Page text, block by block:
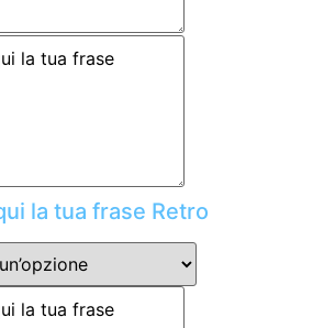
la tua frase Retro